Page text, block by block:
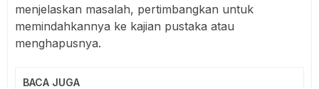
menjelaskan masalah, pertimbangkan untuk
memindahkannya ke kajian pustaka atau
menghapusnya.
BACA JUGA